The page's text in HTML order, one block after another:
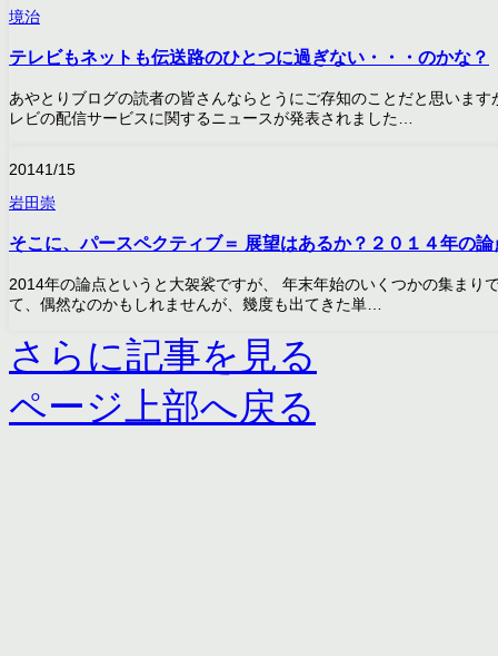
境治
テレビもネットも伝送路のひとつに過ぎない・・・のかな？
あやとりブログの読者の皆さんならとうにご存知のことだと思いま
レビの配信サービスに関するニュースが発表されました…
20141/15
岩田崇
そこに、パースペクティブ＝ 展望はあるか？２０１４年の
2014年の論点というと大袈裟ですが、 年末年始のいくつかの集まり
て、偶然なのかもしれませんが、幾度も出てきた単…
さらに記事を見る
ページ上部へ戻る